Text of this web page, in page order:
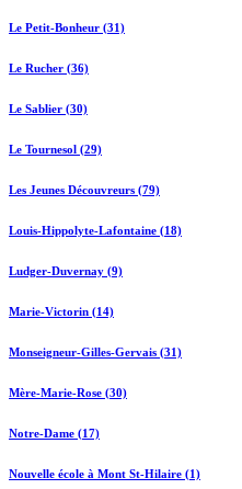
Le Petit-Bonheur (31)
Le Rucher (36)
Le Sablier (30)
Le Tournesol (29)
Les Jeunes Découvreurs (79)
Louis-Hippolyte-Lafontaine (18)
Ludger-Duvernay (9)
Marie-Victorin (14)
Monseigneur-Gilles-Gervais (31)
Mère-Marie-Rose (30)
Notre-Dame (17)
Nouvelle école à Mont St-Hilaire (1)